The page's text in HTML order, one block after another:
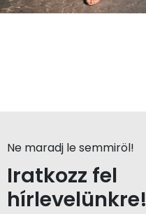
Ne maradj le semmiröl!
Iratkozz fel
hírlevelünkre!